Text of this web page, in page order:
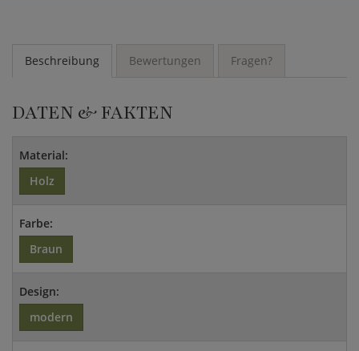
Beschreibung Bewertungen Fragen?
DATEN & FAKTEN
Material:
Holz
Farbe:
Braun
Design:
modern